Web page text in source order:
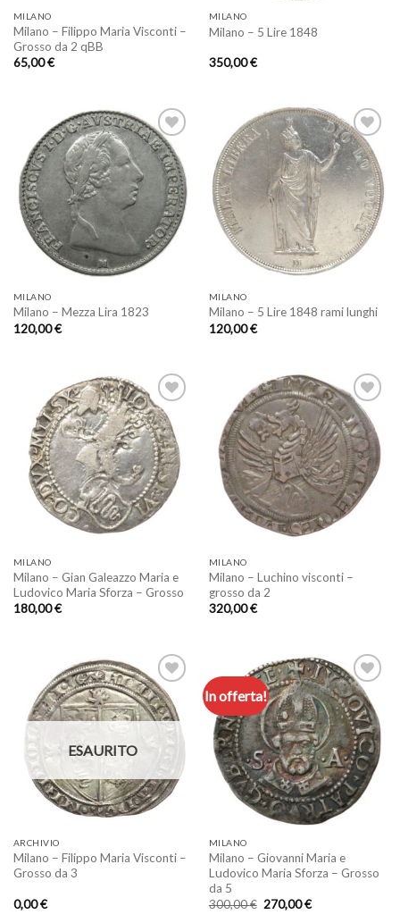
MILANO
Milano – Filippo Maria Visconti –
Grosso da 2 qBB
65,00€
MILANO
Milano – 5 Lire 1848
350,00€
Aggiungi
a lista
dei
desideri
MILANO
Milano – Mezza Lira 1823
120,00€
Aggiungi
a lista
dei
desideri
MILANO
Milano – 5 Lire 1848 rami lunghi
120,00€
Aggiungi
a lista
dei
desideri
MILANO
Milano – Gian Galeazzo Maria e
Ludovico Maria Sforza – Grosso
180,00€
Aggiungi
a lista
dei
desideri
MILANO
Milano – Luchino visconti –
grosso da 2
320,00€
Aggiungi
dei
ESAURITO
ARCHIVIO
Milano – Filippo Maria Visconti –
Grosso da 3
0,00€
In offerta!
Aggiungi
a lista
dei
desideri
MILANO
Milano – Giovanni Maria e
Ludovico Maria Sforza – Grosso
da 5
300,00€ Il
prezzo
270,00€Il